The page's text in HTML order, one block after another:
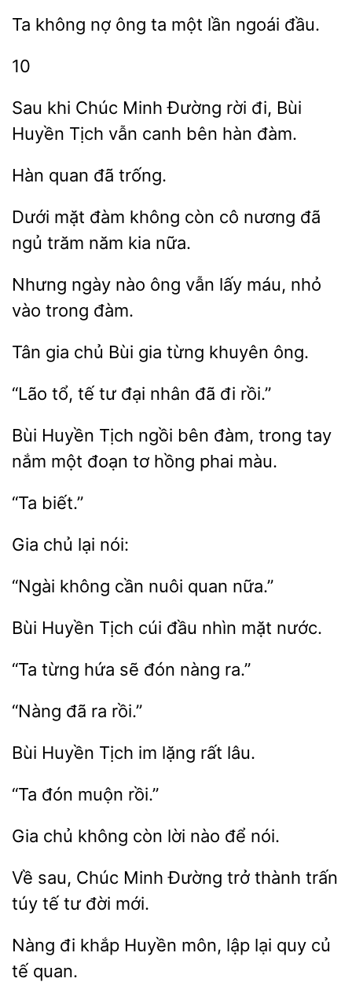
không nợ ông ta một lần
10
khi Chúc Minh
rời đi, Bùi
Tịch vẫn canh bên hàn đàm.
Hàn
Dưới đàm không còn
nương đã
ngủ trăm
kia nữa.
Nhưng nào ông
lấy máu, nhỏ
vào
đàm.
Tân gia từng khuyên ông.
“Lão tế tư đại nhân đi
Bùi Huyền Tịch ngồi
đàm,
nắm một đoạn tơ hồng phai màu.
chủ
“Ngài cần quan
Bùi Tịch cúi nhìn mặt
từng hứa sẽ nàng
đã
Bùi im rất lâu.
“Ta
không còn lời nào nói.
Về sau, Chúc
Đường trở thành trấn
túy tế
mới.
Nàng đi khắp
lập lại quy
tế quan.